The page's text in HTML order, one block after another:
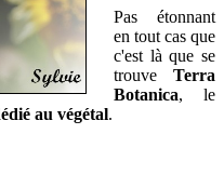
Pas étonnant
en tout cas que
c'est là que se
trouve Terra
Botanica, le
au végétal.